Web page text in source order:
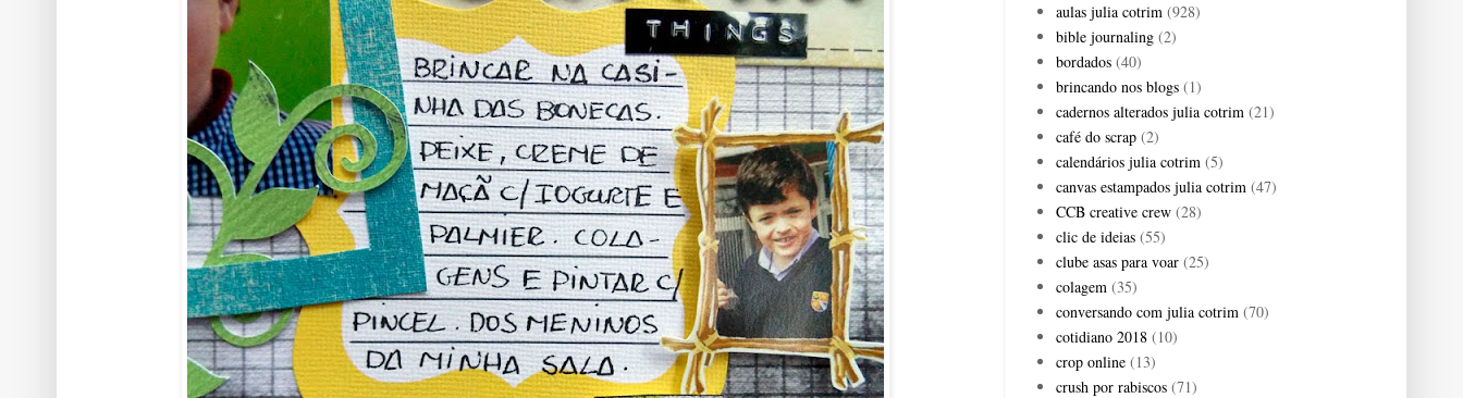
aulas julia cotrim (928)
bible journaling (2)
bordados (40)
brincando nos blogs (1)
cadernos alterados julia cotrim (21)
café do scrap (2)
calendários julia cotrim (5)
canvas estampados julia cotrim (47)
CCB creative crew (28)
clic de ideias (55)
clube asas para voar (25)
colagem (35)
conversando com julia cotrim (70)
cotidiano 2018 (10)
crop online (13)
crush por rabiscos (71)